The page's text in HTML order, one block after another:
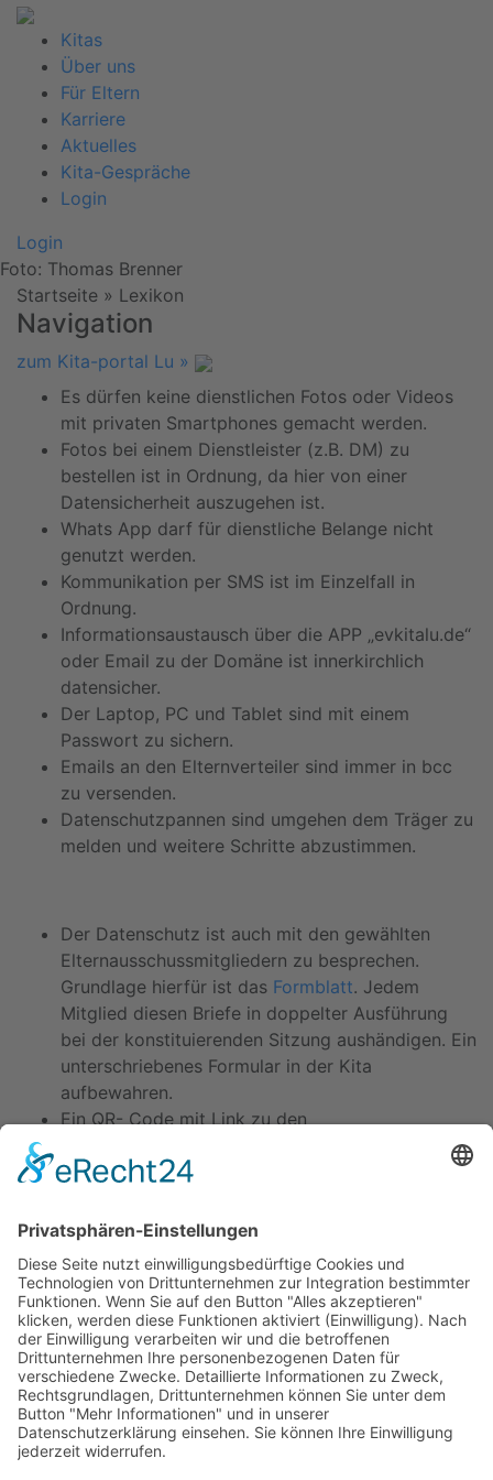
Kitas
Über uns
Für Eltern
Karriere
Aktuelles
Kita-Gespräche
Login
Login
Foto: Thomas Brenner
Startseite » Lexikon
Navigation
zum Kita-portal Lu »
Es dürfen keine dienstlichen Fotos oder Videos
mit privaten Smartphones gemacht werden.
Fotos bei einem Dienstleister (z.B. DM) zu
bestellen ist in Ordnung, da hier von einer
Datensicherheit auszugehen ist.
Whats App darf für dienstliche Belange nicht
genutzt werden.
Kommunikation per SMS ist im Einzelfall in
Ordnung.
Informationsaustausch über die APP „evkitalu.de“
oder Email zu der Domäne ist innerkirchlich
datensicher.
Der Laptop, PC und Tablet sind mit einem
Passwort zu sichern.
Emails an den Elternverteiler sind immer in bcc
zu versenden.
Datenschutzpannen sind umgehen dem Träger zu
melden und weitere Schritte abzustimmen.
Der Datenschutz ist auch mit den gewählten
Elternausschussmitgliedern zu besprechen.
Grundlage hierfür ist das Formblatt. Jedem
Mitglied diesen Briefe in doppelter Ausführung
bei der konstituierenden Sitzung aushändigen. Ein
unterschriebenes Formular in der Kita
aufbewahren.
Ein QR- Code mit Link zu den
auf der Homepage ist auf
dem Brief hinterlegt. Den Eltern aber noch eine
Kitas
Übersicht
Über uns
Struktur
Team
Suche nach neuen Fachkräften
Für Eltern
Kita-Gespräche